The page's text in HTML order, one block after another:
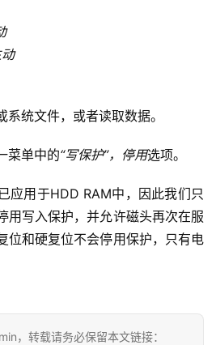
统文件，或者读取数据。
菜单中的“写保护”，停用选项。
应用于HDD RAM中，因此我们只
用写入保护，并允许磁头再次在服
位和硬复位不会停用保护，只有电
，转载请务必保留本文链接：